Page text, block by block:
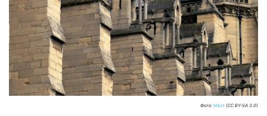
Фото: Mbzt (CC BY-SA 3.0)